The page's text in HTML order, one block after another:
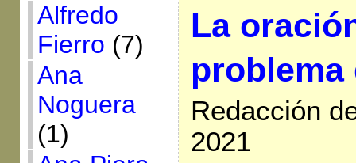
Alfredo
Fierro (7)
Ana
Noguera
(1)
La
problema
Redacción
2021